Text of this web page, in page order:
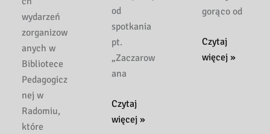
wydarzeń
zorganizow
anych w
Bibliotece
Pedagogicz
nej w
Radomiu,
które
od
spotkania
pt.
„Zaczarow
ana
Tydzień
Bibliotek
Czytaj
więcej »
gorąco od
Magia
słowa
Czytaj
więcej »